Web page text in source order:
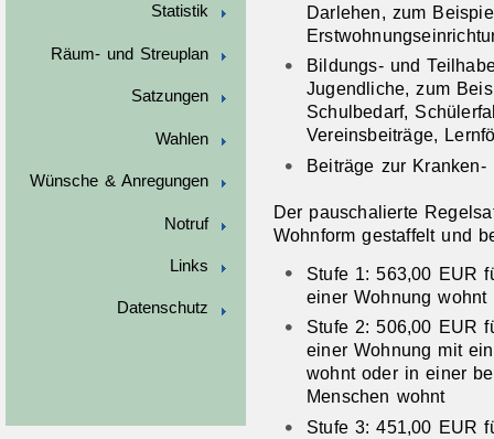
Statistik
Räum- und Streuplan
Satzungen
Wahlen
Wünsche & Anregungen
Notruf
Links
Datenschutz
Darlehen , zum
Bildungs- und
Jugendliche, zum
Schulbedarf,
Vereinsbeiträge,
Beiträge zur
Der pauschalierte
Wohnform gestaffelt und
Stufe 1: 563,00 EUR
einer Wohnung wohnt
Stufe 2: 506,00 EUR
einer Wohnung mit
wohnt oder in einer
Menschen wohnt
Stufe 3: 451,00 EUR